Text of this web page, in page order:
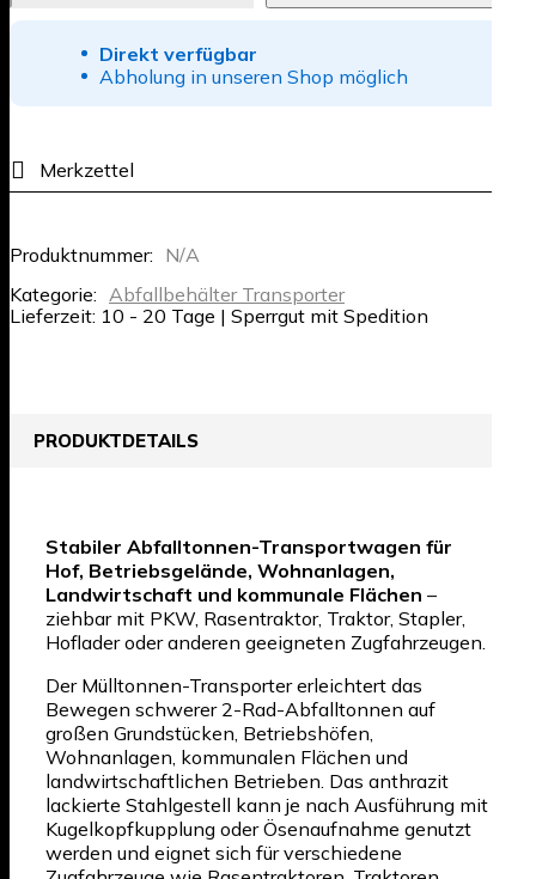
Lieferzeit: 10 - 20 Tage | Sperrgut mit Spedition
Direkt verfügbar
Abholung in unseren Shop möglich
Produktnummer: N/A
Kategorie: Abfallbehälter Transporter
PRODUKTDETAILS
Stabiler Abfalltonnen-Transportwagen für
Hof, Betriebsgelände, Wohnanlagen,
Landwirtschaft und kommunale Flächen –
ziehbar mit PKW, Rasentraktor, Traktor, Stapler,
Hoflader oder anderen geeigneten Zugfahrzeugen.
Der Mülltonnen-Transporter erleichtert das
Bewegen schwerer 2-Rad-Abfalltonnen auf
großen Grundstücken, Betriebshöfen,
Wohnanlagen, kommunalen Flächen und
landwirtschaftlichen Betrieben. Das anthrazit
lackierte Stahlgestell kann je nach Ausführung mit
Kugelkopfkupplung oder Ösenaufnahme genutzt
werden und eignet sich für verschiedene